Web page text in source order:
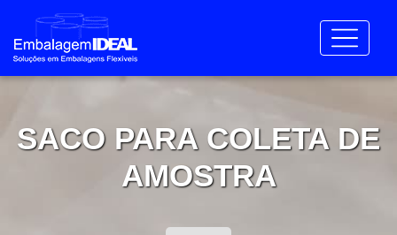
SACO PARA COLETA DE
AMOSTRA